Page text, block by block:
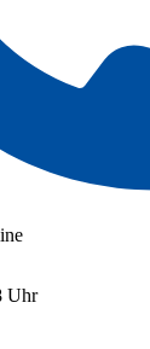
Uhr